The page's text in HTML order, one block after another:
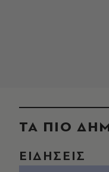
ΤΑ ΠΙΟ
ΕΙΔΗΣΕΙΣ